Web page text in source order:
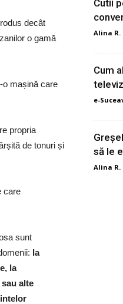
decât
o gamă
o mașină care
propria
de tonuri și
care
sunt
la
la
alte
Cutii
Alina R.
Cum
e-
să le
Alina R.